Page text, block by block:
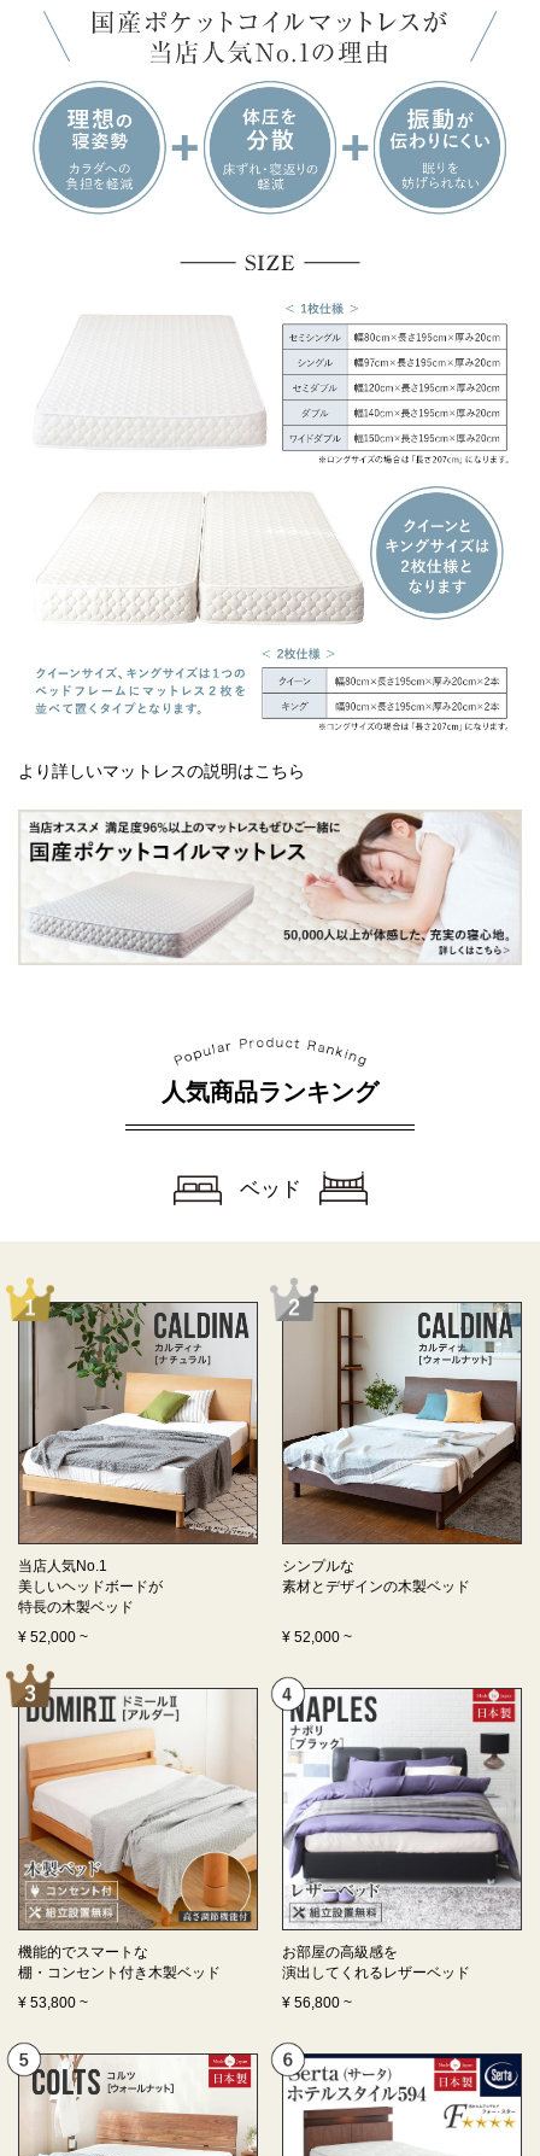
より詳しいマットレスの説明はこちら
人気商品ランキング
ベッド
当店人気No.1
美しいヘッドボードが
特長の木製ベッド
¥ 52,000 ~
シンプルな
素材とデザインの木製ベッド
¥ 52,000 ~
機能的でスマートな
棚・コンセント付き木製ベッド
¥ 53,800 ~
お部屋の高級感を
演出してくれるレザーベッド
¥ 56,800 ~